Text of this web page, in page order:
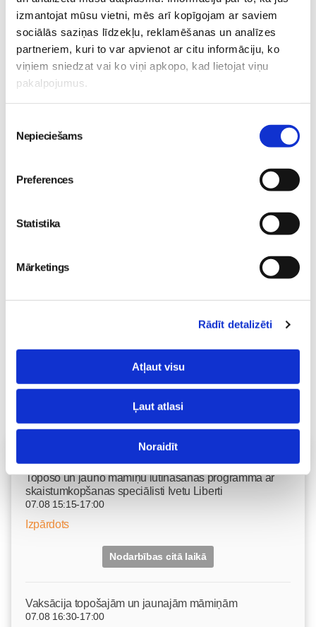
izmantojat mūsu vietni, mēs arī kopīgojam ar saviem
sociālās saziņas līdzekļu, reklamēšanas un analīzes
partneriem, kuri to var apvienot ar citu informāciju, ko
viņiem sniedzat vai ko viņi apkopo, kad lietojat viņu
pakalpojumus.
izvēle
Nepieciešams
Preferences
Statistika
Mārketings
Rādīt detalizēti
Atļaut visu
Ļaut atlasi
Noraidīt
skolā atgrieztos vesels un
gatavs mācībām
Sievietēm
No 16. oktobra atvērsies
durvis uz divām
pasaulēm: publicēts
filmas “Kristofers un divu
Sievietēm
Sākam jauno Māmiņu
03. Aug 16:09
Vecāku skola
Topošo un jauno māmiņu lutināšanas programma ar
skaistumkopšanas speciālisti Ivetu Liberti
07.08 15:15-17:00
Izpārdots
Nodarbības citā laikā
Vaksācija topošajām un jaunajām māmiņām
07.08 16:30-17:00